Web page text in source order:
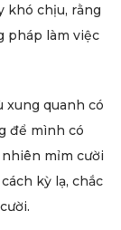
khó chịu, rằng
pháp làm việc
xung quanh có
để mình có
mỉm cười
kỳ lạ, chắc